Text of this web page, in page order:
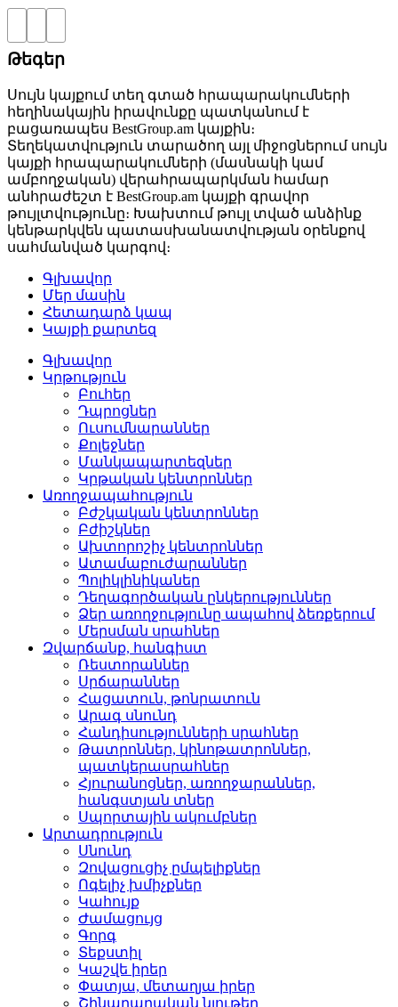
Թեգեր
Սույն կայքում տեղ գտած հրապարակումների
հեղինակային իրավունքը պատկանում է
բացառապես BestGroup.am կայքին։
Տեղեկատվություն տարածող այլ միջոցներում սույն
կայքի հրապարակումների (մասնակի կամ
ամբողջական) վերահրապարկման համար
անհրաժեշտ է BestGroup.am կայքի գրավոր
թույլտվությունը։ Խախտում թույլ տված անձինք
կենթարկվեն պատասխանատվության օրենքով
սահմանված կարգով։
Գլխավոր
Մեր մասին
Հետադարձ կապ
Կայքի քարտեզ
Գլխավոր
Կրթություն
Բուհեր­
Դպրոցներ­
Ուսումնարաններ­
Քոլեջներ­
Մանկապարտեզներ­
Կրթական կենտրոններ­
Առողջապահություն
Բժշկական կենտրոններ­
Բժիշկներ­
Ախտորոշիչ կենտրոններ­
Ատամաբուժարաններ­
Պոլիկլինիկաներ­
Դեղագործական ընկերութ­յուններ
Ձեր առողջությունը ապահով ձեռքերում
Մերսման սրահներ­
Զվարճանք, հանգիստ
Ռեստորաններ­
Սրճարաններ­
Հացատուն, թոնրատուն­
Արագ սնունդ­
Հանդիսությունների սրա­հներ
Թատրոններ, կինոթատրոն­ներ,
պատկերասրահներ
Հյուրանոցներ, առողջար­աններ,
հանգստյան տներ
Սպորտային ակումբներ­
Արտադրություն
Սնունդ­
Զովացուցիչ ըմպելիքներ
Ոգելիչ խմիչքներ­
Կահույք­
Ժամացույց­
Գորգ­
Տեքստիլ­
Կաշվե իրեր­
Փատյա, մետաղյա իրեր­
Շինարարական նյութեր